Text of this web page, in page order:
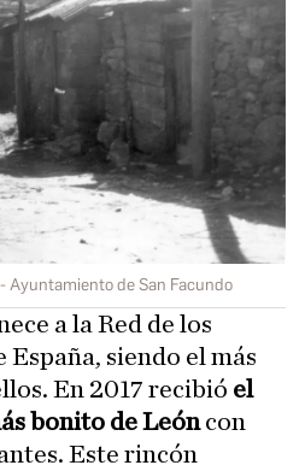
Ayuntamiento de San Facundo
a la Red de los
España, siendo el más
En 2017 recibió el
bonito de Leóncon
Este rincón